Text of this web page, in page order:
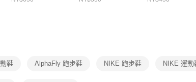
先享後付繳納相關費用。
１．透過由恩沛科技股份有限公司提供之
交易，需依本服務之必要範圍內提供個人
鞋 AlphaFly 跑步鞋 NIKE 跑步鞋 NIKE 運動